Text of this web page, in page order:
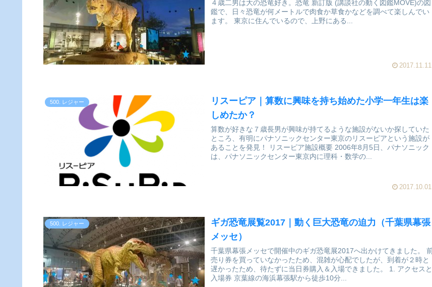
４歳二男は大の恐竜好き。恐竜 新訂版 (講談社の動く図鑑MOVE)の図
鑑で、日々恐竜が何メートルで肉食か草食かなどを調べて楽しんでい
ます。 東京に住んでいるので、上野にある...
2017.11.11
500. レジャー
リスーピア｜算数に興味を持ち始めた小学一年生は楽
しめたか？
算数が好きな７歳長男が興味が持てるような施設がないか探していた
ところ、有明にパナソニックセンター東京のリスーピアという施設が
あることを発見！ リスーピア施設概要 2006年8月5日、パナソニック
は、パナソニックセンター東京内に理科・数学の...
2017.10.01
500. レジャー
ギガ恐竜展覧2017｜動く巨大恐竜の迫力（千葉県幕張
メッセ）
千葉県幕張メッセで開催中のギガ恐竜展2017へ出かけてきました。 前
売り券を買っていなかったため、混雑が心配でしたが、到着が２時と
遅かったため、待たずに当日券購入＆入場できました。 1. アクセスと
入場券 京葉線の海浜幕張駅から徒歩10分...